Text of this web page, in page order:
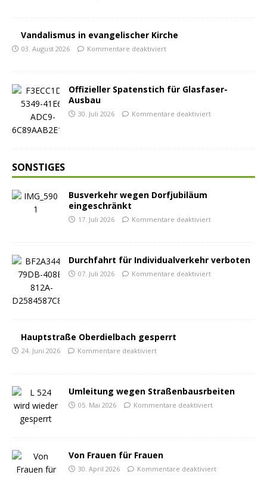
Vandalismus in evangelischer Kirche
03. August 2026 Kommentare deaktiviert
Offizieller Spatenstich für Glasfaser-
Ausbau
30. Juli 2026 Kommentare deaktiviert
SONSTIGES
Busverkehr wegen Dorfjubiläum
eingeschränkt
17. Juli 2026 Kommentare deaktiviert
Durchfahrt für Individualverkehr verboten
07. Juli 2026 Kommentare deaktiviert
Hauptstraße Oberdielbach gesperrt
24. Juni 2026 Kommentare deaktiviert
Umleitung wegen Straßenbausrbeiten
05. Mai 2026 Kommentare deaktiviert
Von Frauen für Frauen
30. April 2026 Kommentare deaktiviert